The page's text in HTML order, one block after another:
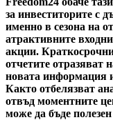
за инвеститорите с
именно в сезона на
атрактивните
акции.
отчетите отразяват
новата информация
Както отбелязват
отвъд моментните
може да бъде